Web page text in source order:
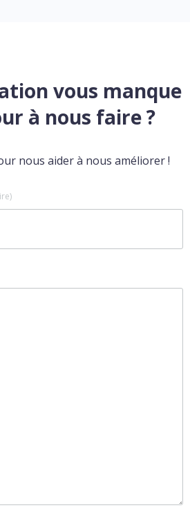
vous manque
à nous faire ?
nous aider à nous améliorer !